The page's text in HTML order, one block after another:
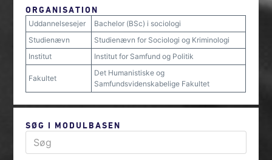
ORGANISATION
Uddannelsesejer
Bachelor (BSc) i sociologi
Studienævn
Studienævn for Sociologi og Kriminologi
Institut
Institut for Samfund og Politik
Fakultet
Det Humanistiske og
Samfundsvidenskabelige Fakultet
SØG I MODULBASEN